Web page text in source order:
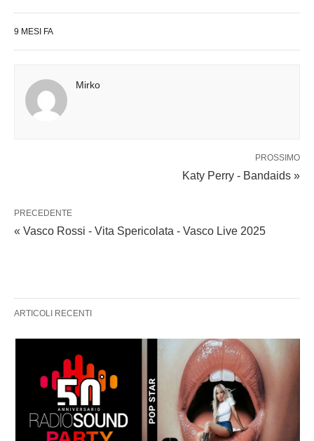
9 MESI FA
Mirko
PROSSIMO
Katy Perry - Bandaids »
PRECEDENTE
« Vasco Rossi - Vita Spericolata - Vasco Live 2025
ARTICOLI RECENTI